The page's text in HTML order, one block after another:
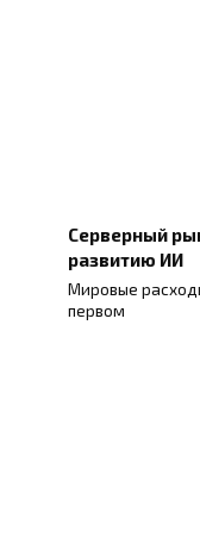
Серверный
развитию ИИ
Мировые
первом